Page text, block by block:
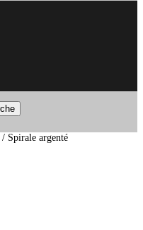
/ Spirale argenté